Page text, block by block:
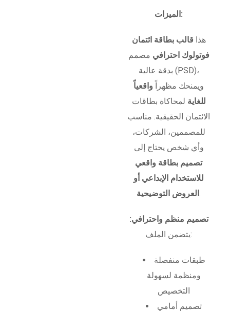
الميزات:
هذا قالب بطاقة ائتمان
فوتولوك احترافي مصمم
بدقة عالية (PSD)،
ويمنحك مظهراً واقعياً
للغاية لمحاكاة بطاقات
الائتمان الحقيقية. مناسب
للمصممين، الشركات،
وأي شخص يحتاج إلى
تصميم بطاقة واقعي
للاستخدام الإبداعي أو
العروض التوضيحية .
تصميم منظم واحترافي:
يتضمن الملف:
طبقات منفصلة
ومنظمة لسهولة
التخصيص
تصميم أمامي